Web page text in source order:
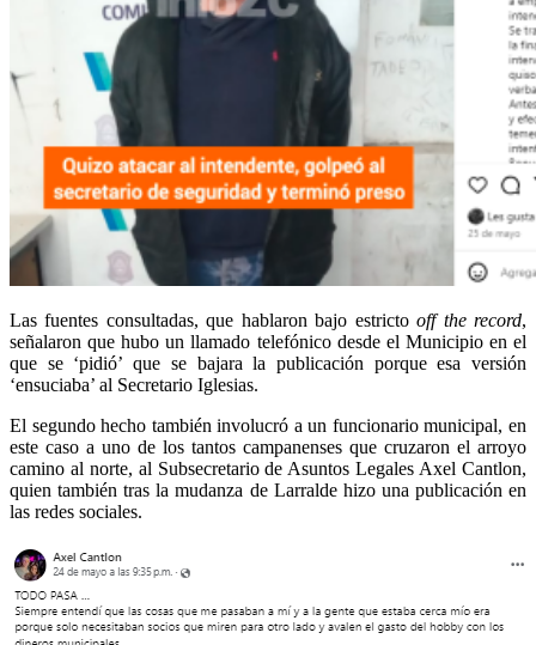
Las fuentes consultadas, que hablaron bajo estrictooff the record,
señalaron que hubo un llamado telefónico desde el Municipio en el
que se ‘pidió’ que se bajara la publicación porque esa versión
‘ensuciaba’ al Secretario Iglesias.
El segundo hecho también involucró a un funcionario municipal, en
este caso a uno de los tantos campanenses que cruzaron el arroyo
camino al norte, al Subsecretario de Asuntos Legales Axel Cantlon,
quien también tras la mudanza de Larralde hizo una publicación en
las redes sociales.